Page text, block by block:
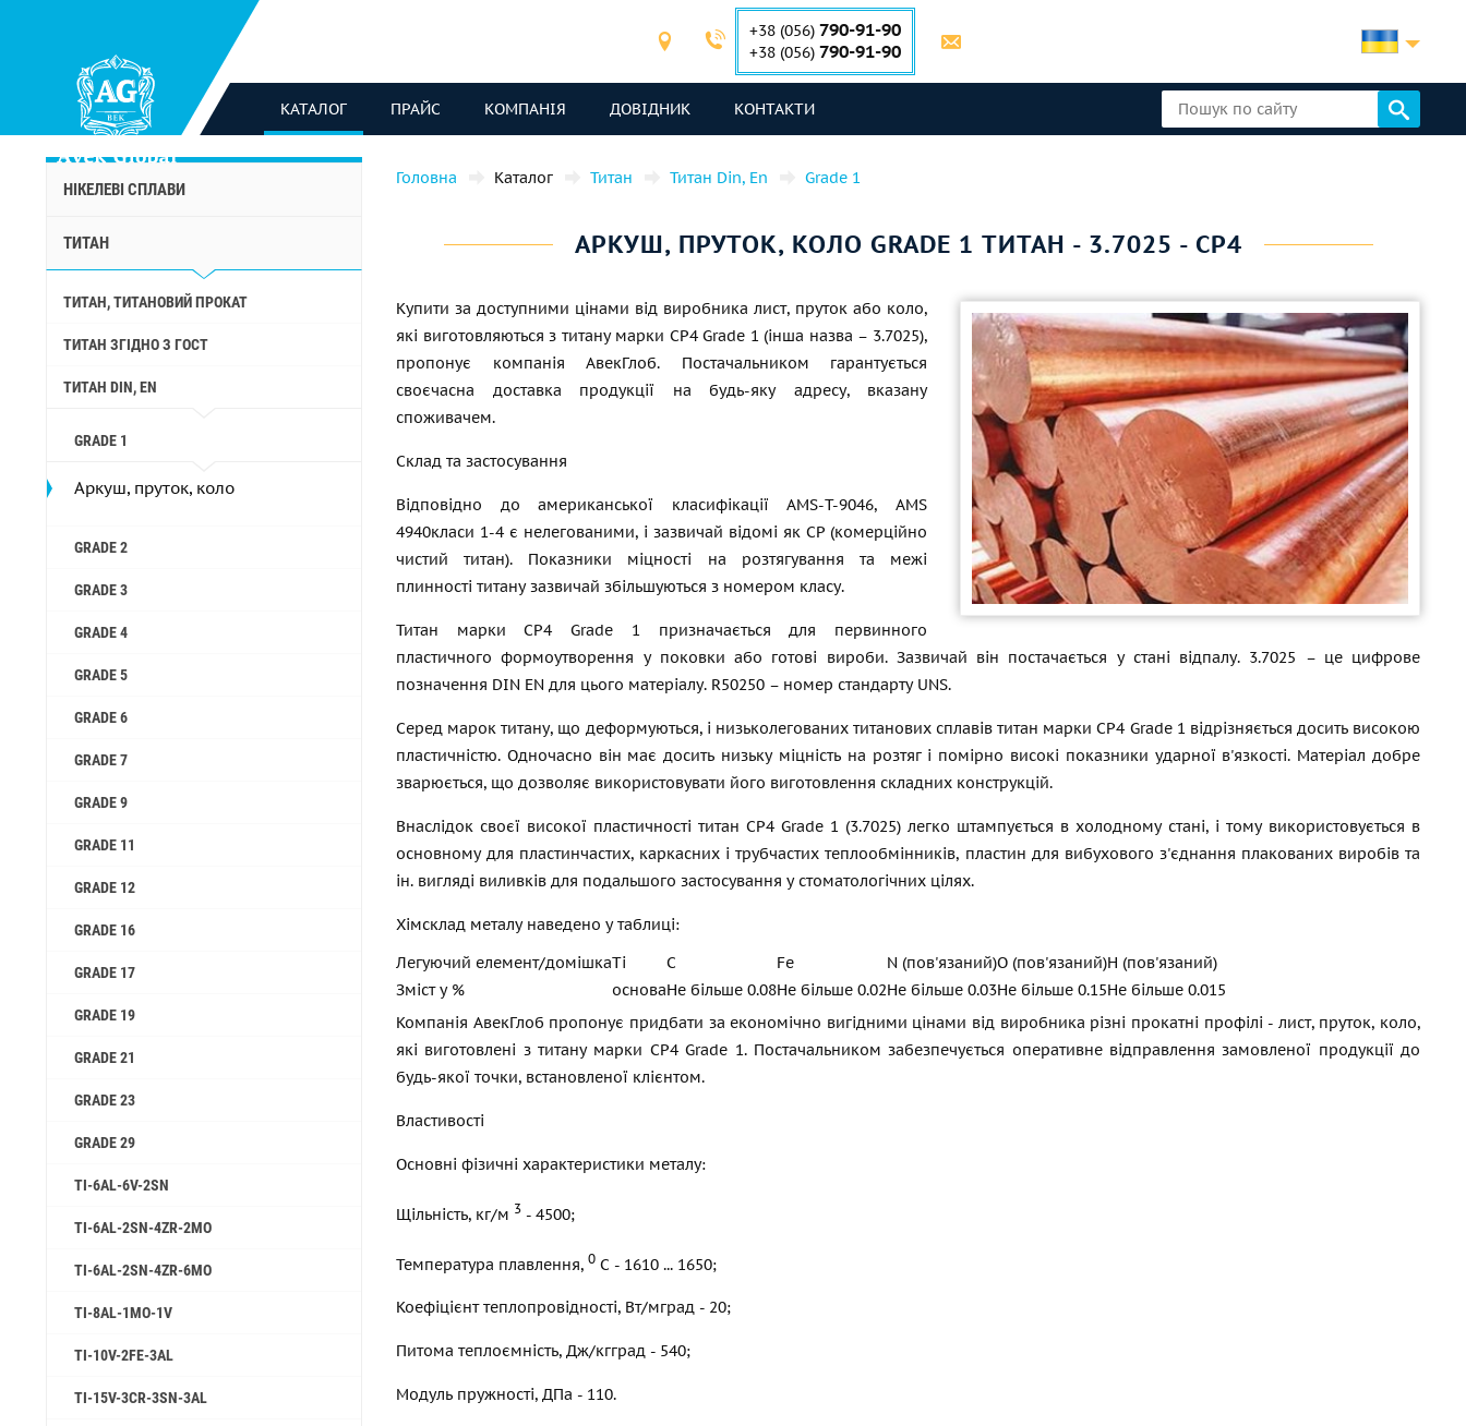
+38 (056) 790-91-90
+38 (056) 790-91-90
КАТАЛОГ ПРАЙС КОМПАНІЯ ДОВІДНИК КОНТАКТИ
НІКЕЛЕВІ СПЛАВИ
ТИТАН
ТИТАН, ТИТАНОВИЙ ПРОКАТ
ТИТАН ЗГІДНО З ГОСТ
ТИТАН DIN, EN
GRADE 1
Аркуш, пруток, коло
GRADE 2
GRADE 3
GRADE 4
GRADE 5
GRADE 6
GRADE 7
GRADE 9
GRADE 11
GRADE 12
GRADE 16
GRADE 17
GRADE 19
GRADE 21
GRADE 23
GRADE 29
TI-6AL-6V-2SN
TI-6AL-2SN-4ZR-2MO
TI-6AL-2SN-4ZR-6MO
TI-8AL-1MO-1V
TI-10V-2FE-3AL
TI-15V-3CR-3SN-3AL
Головна Каталог Титан Титан Din, En Grade 1
АРКУШ, ПРУТОК, КОЛО GRADE 1 ТИТАН - 3.7025 - CP4
Купити за доступними цінами від виробника лист, пруток або коло,
які виготовляються з титану марки СР4 Grade 1 (інша назва – 3.7025),
пропонує компанія АвекГлоб. Постачальником гарантується
своєчасна доставка продукції на будь-яку адресу, вказану
споживачем.
Склад та застосування
Відповідно до американської класифікації AMS-T-9046, AMS
4940класи 1-4 є нелегованими, і зазвичай відомі як CP (комерційно
чистий титан). Показники міцності на розтягування та межі
плинності титану зазвичай збільшуються з номером класу.
Титан марки СР4 Grade 1 призначається для первинного
пластичного формоутворення у поковки або готові вироби. Зазвичай він постачається у стані відпалу. 3.7025 – це цифрове
позначення DIN EN для цього матеріалу. R50250 – номер стандарту UNS.
Серед марок титану, що деформуються, і низьколегованих титанових сплавів титан марки СР4 Grade 1 відрізняється досить високою
пластичністю. Одночасно він має досить низьку міцність на розтяг і помірно високі показники ударної в'язкості. Матеріал добре
зварюється, що дозволяє використовувати його виготовлення складних конструкцій.
Внаслідок своєї високої пластичності титан СР4 Grade 1 (3.7025) легко штампується в холодному стані, і тому використовується в
основному для пластинчастих, каркасних і трубчастих теплообмінників, пластин для вибухового з'єднання плакованих виробів та
ін. вигляді виливків для подальшого застосування у стоматологічних цілях.
Хімсклад металу наведено у таблиці:
Легуючий елемент/домішкаTi C Fe N (пов'язаний)O (пов'язаний)H (пов'язаний)
Зміст у %
основаНе більше 0.08Не більше 0.02Не більше 0.03Не більше 0.15Не більше 0.015
Компанія АвекГлоб пропонує придбати за економічно вигідними цінами від виробника різні прокатні профілі - лист, пруток, коло,
які виготовлені з титану марки СР4 Grade 1. Постачальником забезпечується оперативне відправлення замовленої продукції до
будь-якої точки, встановленої клієнтом.
Властивості
Основні фізичні характеристики металу:
Щільність, кг/м 3 - 4500;
Температура плавлення, 0 С - 1610 ... 1650;
Коефіцієнт теплопровідності, Вт/мград - 20;
Питома теплоємність, Дж/кгград - 540;
Модуль пружності, ДПа - 110.